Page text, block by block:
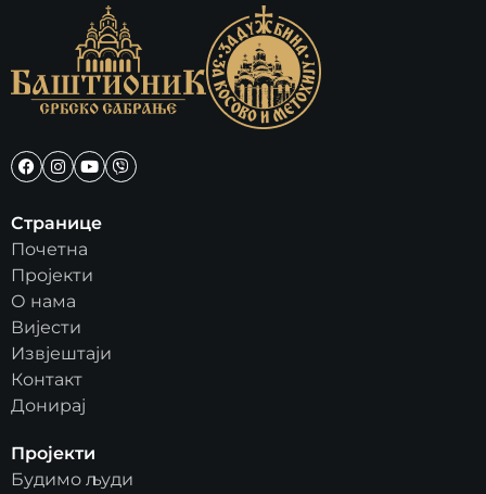
Странице
Почетна
Пројекти
О нама
Вијести
Извјештаји
Контакт
Донирај
Пројекти
Будимо људи